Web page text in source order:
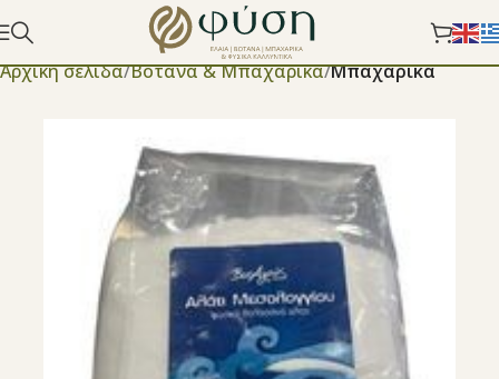
Αρχική σελίδα Βότανα & Μπαχαρικά Μπαχαρικά